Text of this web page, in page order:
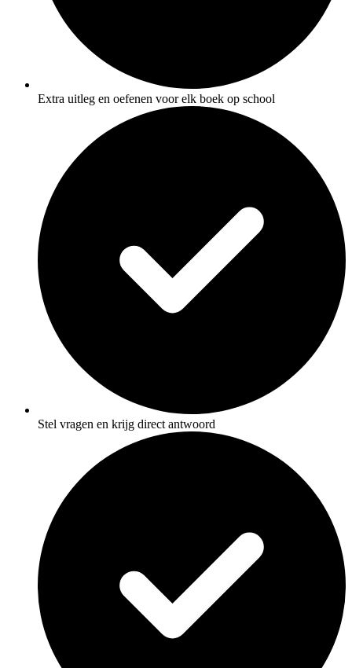
Extra uitleg en oefenen voor elk boek op school
Stel vragen en krijg direct antwoord